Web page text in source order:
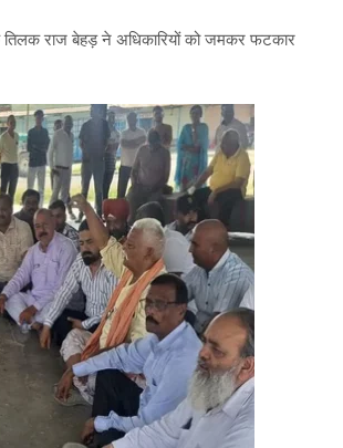
राज बेहड़ ने अधिकारियों को जमकर फटकार